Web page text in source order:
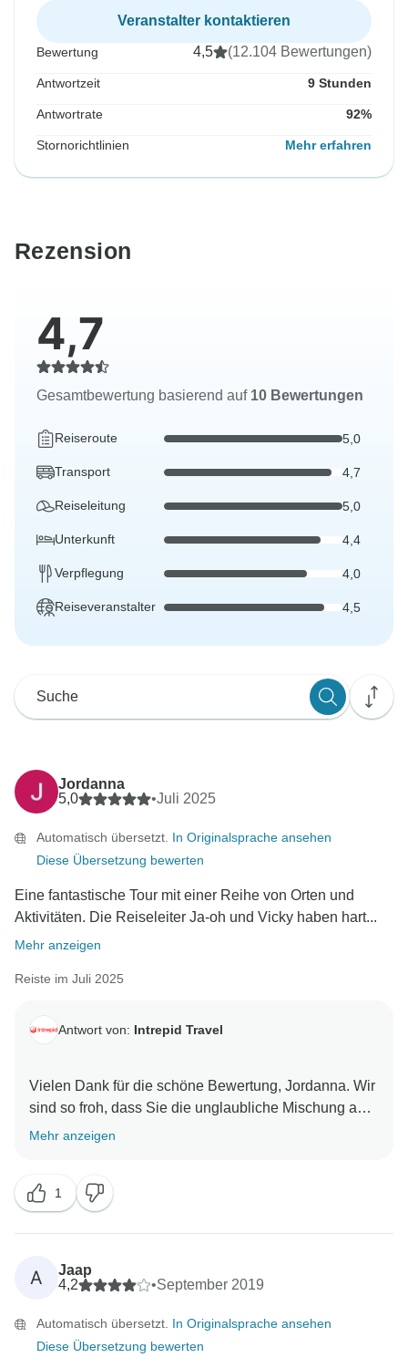
Veranstalter kontaktieren
Bewertung 4,5 (12.104 Bewertungen)
Antwortzeit 9 Stunden
Antwortrate 92%
Stornorichtlinien Mehr erfahren
Rezension
4,7
Gesamtbewertung basierend auf 10 Bewertungen
Reiseroute 5,0
Transport 4,7
Reiseleitung 5,0
Unterkunft 4,4
Verpflegung 4,0
Reiseveranstalter 4,5
Jordanna
5,0
•Juli 2025
Automatisch übersetzt. In Originalsprache ansehen
Diese Übersetzung bewerten
Eine fantastische Tour mit einer Reihe von Orten und
Aktivitäten. Die Reiseleiter Ja-oh und Vicky haben hart...
Mehr anzeigen
Reiste im Juli 2025
Antwort von: Intrepid Travel
Vielen Dank für die schöne Bewertung, Jordanna. Wir
sind so froh, dass Sie die unglaubliche Mischung aus
Orten, Aktivitäten und Erlebnissen genossen haben
freuen uns, dass die Reise bei Ihnen Lust auf mehr
gemacht hat, und wir sind bereit, wenn Sie
Mehr anzeigen
1
A
Jaap
4,2
•September 2019
Automatisch übersetzt. In Originalsprache ansehen
Diese Übersetzung bewerten